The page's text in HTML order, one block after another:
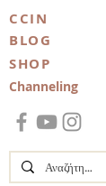
CCIN
BLOG
SHOP
Channeling